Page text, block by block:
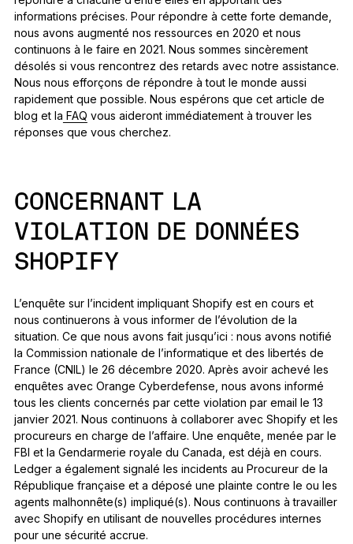
informations précises. Pour répondre à cette forte demande,
nous avons augmenté nos ressources en 2020 et nous
continuons à le faire en 2021. Nous sommes sincèrement
désolés si vous rencontrez des retards avec notre assistance.
Nous nous efforçons de répondre à tout le monde aussi
rapidement que possible. Nous espérons que cet article de
blog et la FAQ vous aideront immédiatement à trouver les
réponses que vous cherchez.
CONCERNANT LA
VIOLATION DE DONNÉES
SHOPIFY
L’enquête sur l’incident impliquant Shopify est en cours et
nous continuerons à vous informer de l’évolution de la
situation. Ce que nous avons fait jusqu’ici : nous avons notifié
la Commission nationale de l’informatique et des libertés de
France (CNIL) le 26 décembre 2020. Après avoir achevé les
enquêtes avec Orange Cyberdefense, nous avons informé
tous les clients concernés par cette violation par email le 13
janvier 2021. Nous continuons à collaborer avec Shopify et les
procureurs en charge de l’affaire. Une enquête, menée par le
FBI et la Gendarmerie royale du Canada, est déjà en cours.
Ledger a également signalé les incidents au Procureur de la
République française et a déposé une plainte contre le ou les
agents malhonnête(s) impliqué(s). Nous continuons à travailler
avec Shopify en utilisant de nouvelles procédures internes
pour une sécurité accrue.